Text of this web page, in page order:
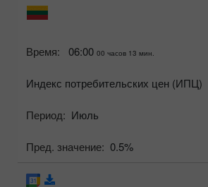
Время: 06:00 00 часов 13 мин.
Индекс потребительских цен (ИПЦ)
Период: Июль
Пред. значение: 0.5%